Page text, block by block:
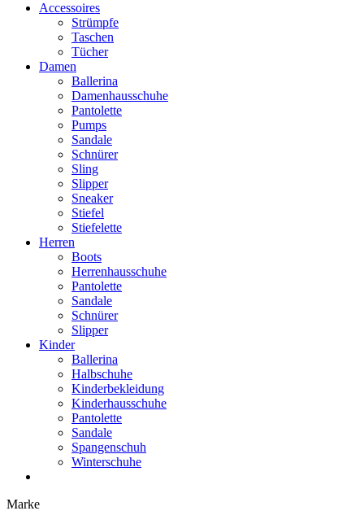
Accessoires
Strümpfe
Taschen
Tücher
Damen
Ballerina
Damenhausschuhe
Pantolette
Pumps
Sandale
Schnürer
Sling
Slipper
Sneaker
Stiefel
Stiefelette
Herren
Boots
Herrenhausschuhe
Pantolette
Sandale
Schnürer
Slipper
Kinder
Ballerina
Halbschuhe
Kinderbekleidung
Kinderhausschuhe
Pantolette
Sandale
Spangenschuh
Winterschuhe
Marke